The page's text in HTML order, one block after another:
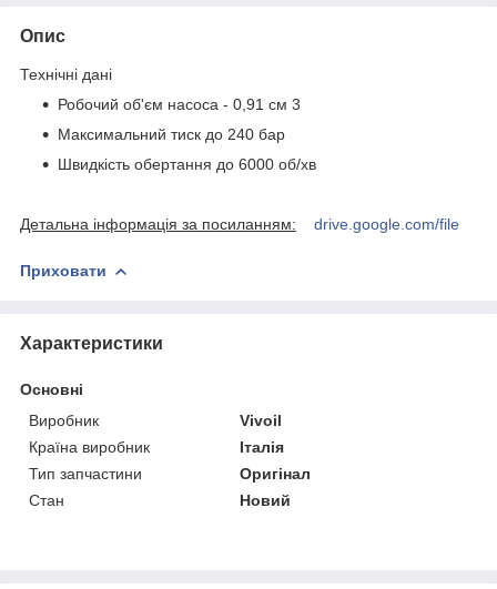
Опис
Технічні дані
Робочий об'єм насоса - 0,91 см 3
Максимальний тиск до 240 бар
Швидкість обертання до 6000 об/хв
Детальна інформація за посиланням: drive.google.com/file
Приховати
Характеристики
Основні
Виробник
Vivoil
Країна виробник
Італія
Тип запчастини
Оригінал
Стан
Новий